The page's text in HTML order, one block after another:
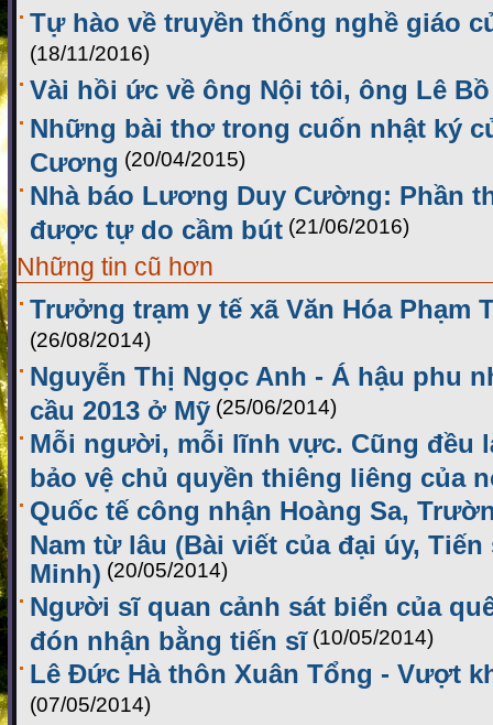
Tự hào về truyền thống nghề giáo
(18/11/2016)
Vài hồi ức về ông Nội tôi, ông Lê Bồ
Những bài thơ trong cuốn nhật ký
Cương (20/04/2015)
Nhà báo Lương Duy Cường: Phần
được tự do cầm bút (21/06/2016)
Những tin cũ hơn
Trưởng trạm y tế xã Văn Hóa Phạm
(26/08/2014)
Nguyễn Thị Ngọc Anh - Á hậu phu
cầu 2013 ở Mỹ (25/06/2014)
Mỗi người, mỗi lĩnh vực. Cũng đều
bảo vệ chủ quyền thiêng liêng của
Quốc tế công nhận Hoàng Sa,
Nam từ lâu (Bài viết của đại úy,
Minh) (20/05/2014)
Người sĩ quan cảnh sát biển của
đón nhận bằng tiến sĩ (10/05/2014)
Lê Đức Hà thôn Xuân Tổng - Vượt
(07/05/2014)